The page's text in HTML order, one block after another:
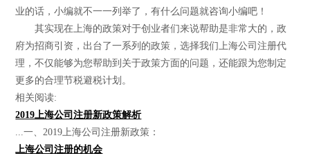
业的话，小编就不一一列举了，有什么问题就咨询小编吧！
其实现在上海的政策对于创业者们来说帮助是非常大的，政
府为招商引资，出台了一系列的政策，选择我们上海公司注册代
理，不仅能够为您帮助到关于政策方面的问题，还能跟为您制定
更多的合理节税避税计划。
相关阅读:
2019上海公司注册新政策解析
...一、2019上海公司注册新政策：
上海公司注册的机会